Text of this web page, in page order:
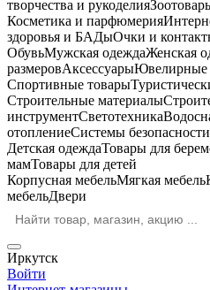
творчества и рукоделия
Косметика и парфюмерия
здоровья и БАДыОчки и
ОбувьМужская одеждаЖенская
размеровАксессуарыЮвелирные
Спортивные товары
Строительные материалы
инструментСветотехника
отоплениеСистемы безопасности
Детская одеждаТовары для
мамТовары для детей
Корпусная мебельМягкая мебель
мебельДвери
Иркутск
Войти